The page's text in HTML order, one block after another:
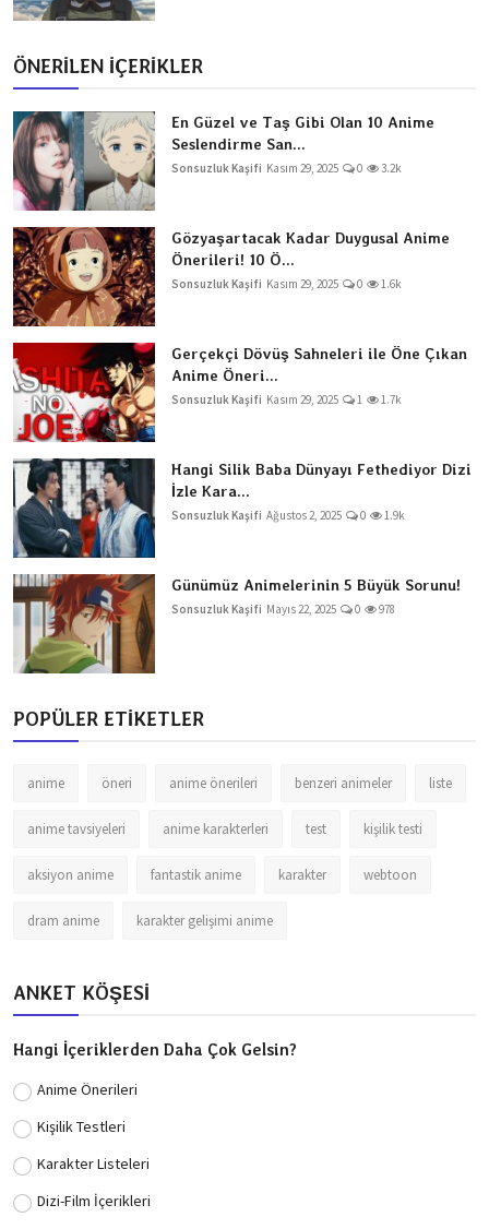
ÖNERİLEN İÇERİKLER
En Güzel ve Taş Gibi Olan 10 Anime
Seslendirme San...
Sonsuzluk Kaşifi Kasım 29, 2025 0 3.2k
Gözyaşartacak Kadar Duygusal Anime
Önerileri! 10 Ö...
Sonsuzluk Kaşifi Kasım 29, 2025 0 1.6k
Gerçekçi Dövüş Sahneleri ile Öne Çıkan
Anime Öneri...
Sonsuzluk Kaşifi Kasım 29, 2025 1 1.7k
Hangi Silik Baba Dünyayı Fethediyor Dizi
İzle Kara...
Sonsuzluk Kaşifi Ağustos 2, 2025 0 1.9k
Günümüz Animelerinin 5 Büyük Sorunu!
Sonsuzluk Kaşifi Mayıs 22, 2025 0 978
POPÜLER ETİKETLER
anime öneri anime önerileri benzeri animeler liste
anime tavsiyeleri anime karakterleri test kişilik testi
aksiyon anime fantastik anime karakter webtoon
dram anime karakter gelişimi anime
ANKET KÖŞESİ
Hangi İçeriklerden Daha Çok Gelsin?
Anime Önerileri
Kişilik Testleri
Karakter Listeleri
Dizi-Film İçerikleri